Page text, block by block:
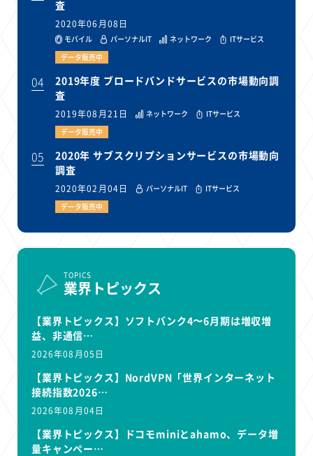
査
2020年06月08日
モバイル パーソナルIT ネットワーク
ITサービス
データ販売中
04
2019年度 ブロードバンドサービスの市場動向調
査
2019年08月21日 ネットワーク
ITサービス
データ販売中
05
2020年 サブスクリプションサービスの市場動向
調査
2020年02月04日 パーソナルIT
ITサービス
データ販売中
TOPICS
業界トピックス
【業界トピックス】ソフトバンク4〜6月期は増収増
益、非通信…
2026年08月05日
【業界トピックス】NordVPN「世界インターネット
接続指数2026…
2026年08月04日
【業界トピックス】ドコモminiとahamo、データ増
量キャンペー…